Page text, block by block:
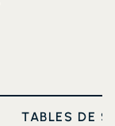
TABLES DE